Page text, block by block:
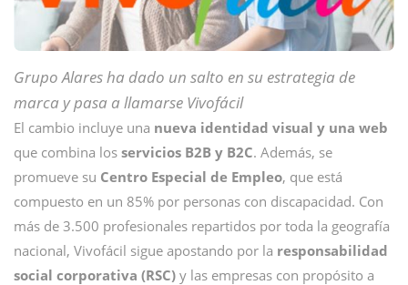
Grupo Alares ha dado un salto en su estrategia de
marca y pasa a llamarse Vivofácil
El cambio incluye una nueva identidad visual y una web
que combina los servicios B2B y B2C. Además, se
promueve su Centro Especial de Empleo, que está
compuesto en un 85% por personas con discapacidad. Con
más de 3.500 profesionales repartidos por toda la geografía
nacional, Vivofácil sigue apostando por la responsabilidad
social corporativa (RSC) y las empresas con propósito a